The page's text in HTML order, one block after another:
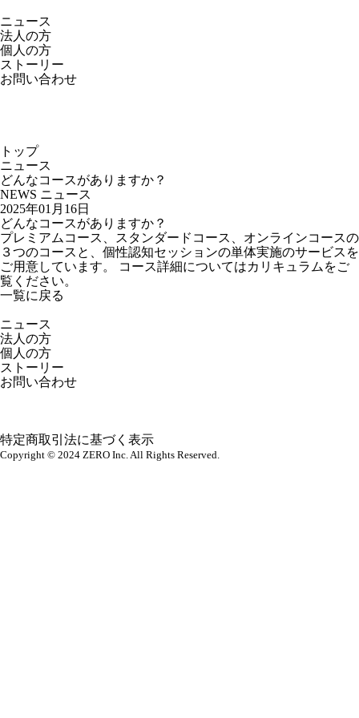
ニュース
法人の方
個人の方
ストーリー
お問い合わせ
トップ
ニュース
どんなコースがありますか？
NEWS ニュース
2025年01月16日
どんなコースがありますか？
プレミアムコース、スタンダードコース、オンラインコースの
３つのコースと、個性認知セッションの単体実施のサービスを
ご用意しています。 コース詳細についてはカリキュラム をご
覧ください。
一覧に戻る
ニュース
法人の方
個人の方
ストーリー
お問い合わせ
特定商取引法に基づく表示
Copyright © 2024 ZERO Inc. All Rights Reserved.